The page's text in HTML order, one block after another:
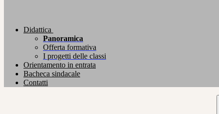
Didattica
Panoramica
Offerta formativa
I progetti delle classi
Orientamento in entrata
Bacheca sindacale
Contatti